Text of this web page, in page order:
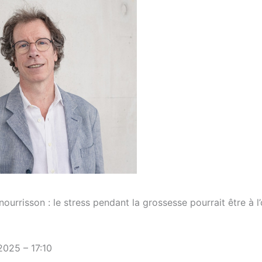
: le stress pendant la grossesse pourrait être à
– 17:10